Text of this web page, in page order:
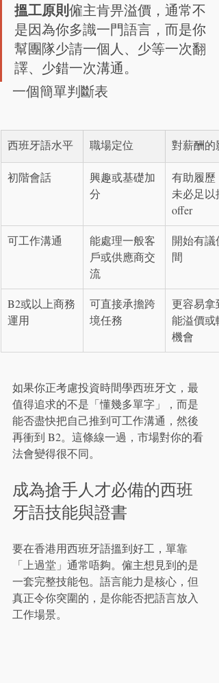
搵工原則僱主肯畀溢價，通常不
是因為你多識一門語言，而是你
幫團隊少請一個人、少等一次翻
譯、少錯一次溝通。
一個簡單判斷表
西班牙語水平 職場定位 對薪酬的
初階會話
興趣或基礎加
分
有助履歷
未必足以
offer
可工作溝通
能處理一般客
戶或供應商交
流
開始有議
間
B2或以上商務
運用
可直接承擔跨
境任務
更容易拿
能溢價或
機會
如果你正考慮投資時間學西班牙文，最
值得追求的不是「懂幾多單字」，而是
能否盡快把自己推到可工作溝通，然後
再衝到 B2。這條線一過，市場對你的看
法會變得很不同。
成為搶手人才必備的西班
牙語技能與證書
要在香港用西班牙語搵到好工，單靠
「上過堂」通常唔夠。僱主想見到的是
一套完整技能包。語言能力是核心，但
真正令你突圍的，是你能否把語言放入
工作場景。